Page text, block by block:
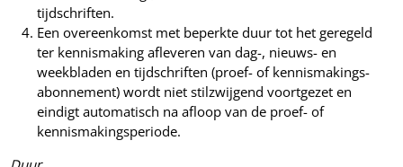
tijdschriften.
Een overeenkomst met beperkte duur tot het geregeld
ter kennismaking afleveren van dag-, nieuws- en
weekbladen en tijdschriften (proef- of kennismakings-
abonnement) wordt niet stilzwijgend voortgezet en
eindigt automatisch na afloop van de proef- of
kennismakingsperiode.